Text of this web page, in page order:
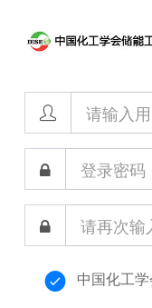
中国化工